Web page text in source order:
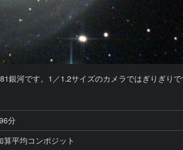
銀河です。1／1.2サイズのカメラではぎりぎり
分
平均コンポジット